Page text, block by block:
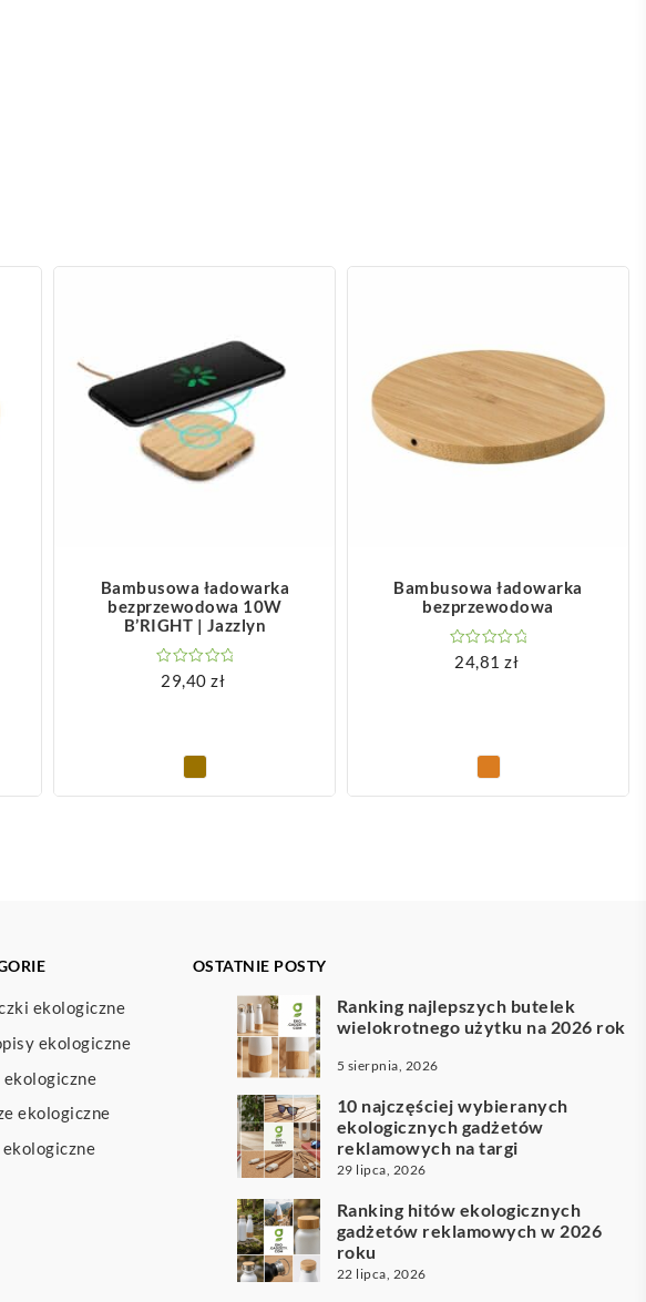
Bambusowa ładowarka
bezprzewodowa 10W
B’RIGHT | Jazzlyn
29,40zł
Bambusowa ładowarka
bezprzewodowa
24,81zł
ekologiczne
ekologiczne
ekologiczne
ekologiczne
ekologiczne
OSTATNIE POSTY
Ranking najlepszych butelek
wielokrotnego użytku na 2026 rok
5 sierpnia, 2026
10 najczęściej wybieranych
ekologicznych gadżetów
reklamowych na targi
29 lipca, 2026
Ranking hitów ekologicznych
gadżetów reklamowych w 2026
roku
22 lipca, 2026